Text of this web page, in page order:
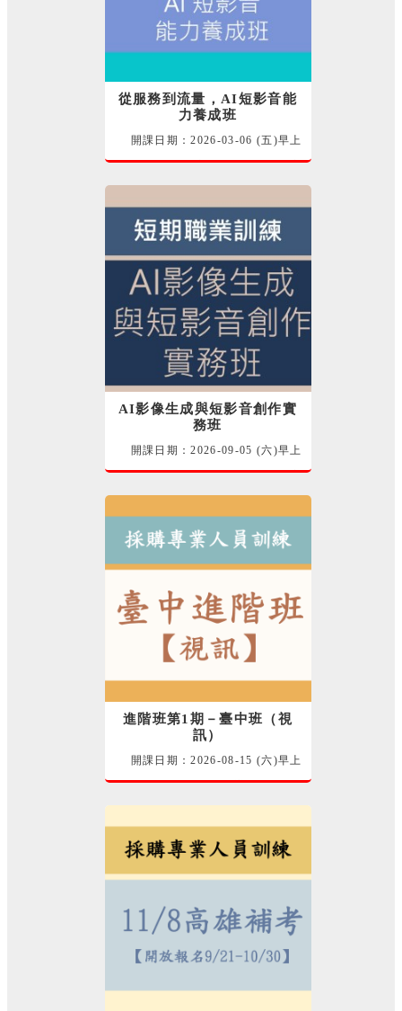
從服務到流量，AI短影音能
力養成班
開課日期：2026-03-06 (五)早上
115-數位轉型培力-補助班 陳秉宏
AI影像生成與短影音創作實
務班
開課日期：2026-09-05 (六)早上
115-短期職業訓練-甄試班 陳秉宏
進階班第1期－臺中班（視
訊）
開課日期：2026-08-15 (六)早上
115-採購專業人員-自辦班 採購班